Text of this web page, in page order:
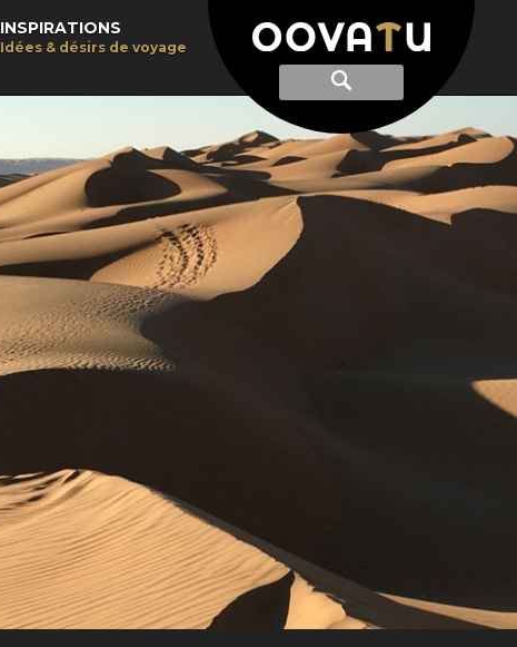
Afficher
recherche
Recherche
INSPIRATIONS
Idées & désirs de voyage